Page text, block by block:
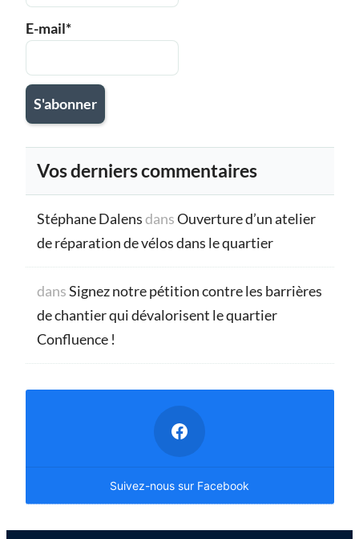
E-mail*
Vos derniers commentaires
Stéphane DalensdansOuverture d’un atelier
de réparation de vélos dans le quartier
dansSignez notre pétition contre les barrières
de chantier qui dévalorisent le quartier
Confluence !
Suivez-nous sur Facebook